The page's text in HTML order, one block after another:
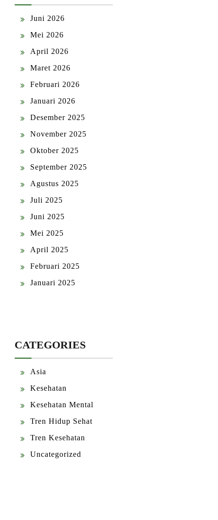
Juni 2026
Mei 2026
April 2026
Maret 2026
Februari 2026
Januari 2026
Desember 2025
November 2025
Oktober 2025
September 2025
Agustus 2025
Juli 2025
Juni 2025
Mei 2025
April 2025
Februari 2025
Januari 2025
CATEGORIES
Asia
Kesehatan
Kesehatan Mental
Tren Hidup Sehat
Tren Kesehatan
Uncategorized